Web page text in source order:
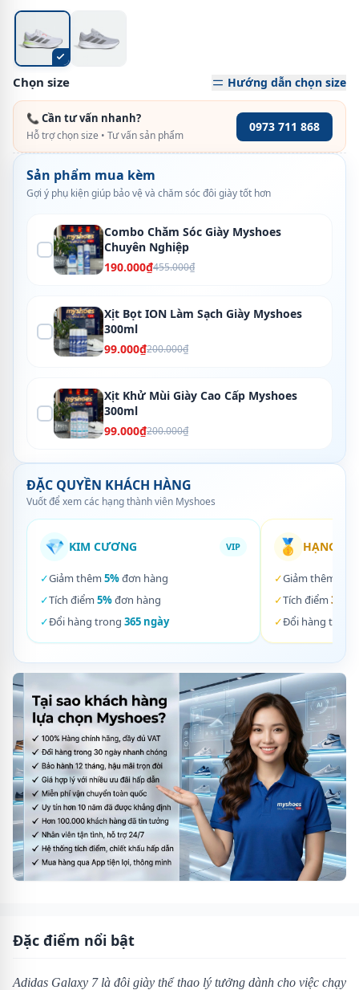
Chọn size Hướng dẫn chọn size
📞 Cần tư vấn nhanh?
Hỗ trợ chọn size • Tư vấn sản phẩm
0973 711 868
Sản phẩm mua kèm
Gợi ý phụ kiện giúp bảo vệ và chăm sóc đôi giày tốt hơn
Combo Chăm Sóc Giày Myshoes
Chuyên Nghiệp
190.000₫455.000₫
Xịt Bọt ION Làm Sạch Giày Myshoes
300ml
99.000₫200.000₫
Xịt Khử Mùi Giày Cao Cấp Myshoes
300ml
99.000₫200.000₫
ĐẶC QUYỀN KHÁCH HÀNG
Vuốt để xem các hạng thành viên Myshoes
💎 KIM CƯƠNG VIP
✓Giảm thêm 5%đơn hàng
✓Tích điểm 5%đơn hàng
✓Đổi hàng trong 365 ngày
🥇 HẠNG
✓Giảm thêm
✓Tích điểm 3%
✓Đổi hàng trong
Đặc điểm nổi bật
Adidas Galaxy 7 là đôi giày thể thao lý tưởng dành cho việc chạy